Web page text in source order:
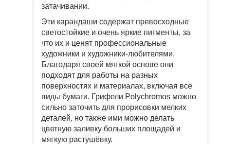
затачивании.
Эти карандаши содержат превосходные
светостойкие и очень яркие пигменты, за
что их и ценят профессиональные
художники и художники-любителями.
Благодаря своей мягкой основе они
подходят для работы на разных
поверхностях и материалах, включая все
виды бумаги. Грифели Polychromos можно
сильно заточить для прорисовки мелких
деталей, но также ими можно делать
цветную заливку больших площадей и
мягкую растушёвку.